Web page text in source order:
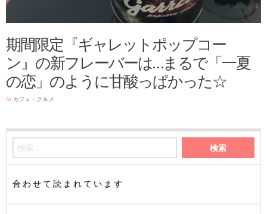
期間限定『ギャレットポップコー
ン』の新フレーバーは…まるで「一夏
の恋」のように甘酸っぱかった☆
in カフェ・グルメ
合わせて読まれています